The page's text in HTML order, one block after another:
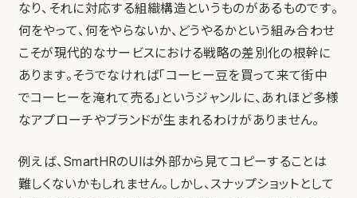
なり、それに対応する組織構造というものがあるものです。
何をやって、何をやらないか、どうやるかという組み合わせ
こそが現代的なサービスにおける戦略の差別化の根幹に
あります。そうでなければ「コーヒー豆を買って来て街中
でコーヒーを淹れて売る」というジャンルに、あれほど多様
なアプローチやブランドが生まれるわけがありません。
例えば、SmartHRのUIは外部から見てコピーすることは
難しくないかもしれません。しかし、スナップショットとして